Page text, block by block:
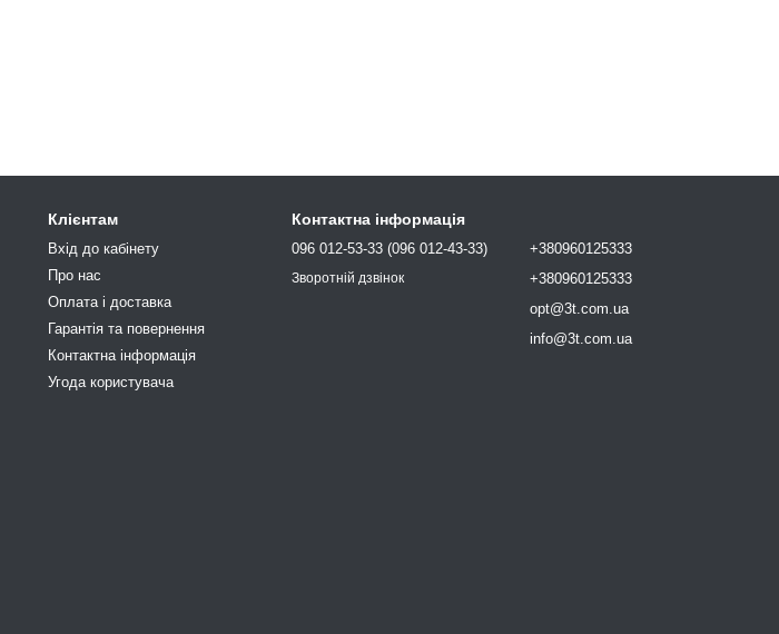
Клієнтам
Вхід до кабінету
Про нас
Оплата і доставка
Гарантія та повернення
Контактна інформація
Угода користувача
Контактна інформація
096 012-53-33 (096 012-43-33)
Зворотній дзвінок
+380960125333
+380960125333
opt@3t.com.ua
info@3t.com.ua